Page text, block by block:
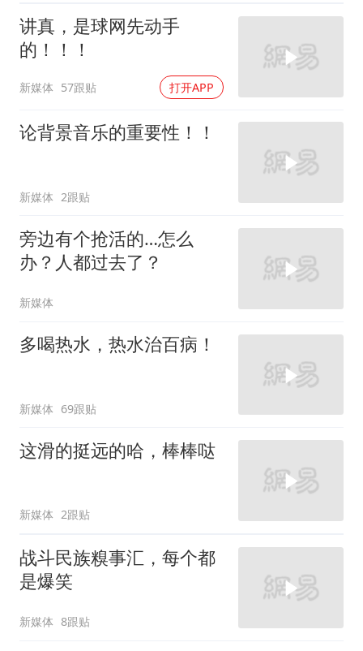
讲真，是球网先动手
的！！！
新媒体 57跟贴 打开APP
论背景音乐的重要性！！
新媒体 2跟贴
旁边有个抢活的…怎么
办？人都过去了？
新媒体
多喝热水，热水治百病！
新媒体 69跟贴
这滑的挺远的哈，棒棒哒
新媒体 2跟贴
战斗民族糗事汇，每个都
是爆笑
新媒体 8跟贴